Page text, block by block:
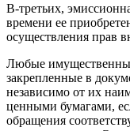
В-третьих,
времени ее
осуществления прав
Любые
закрепленные в
независимо от их
ценными бумагами,
обращения